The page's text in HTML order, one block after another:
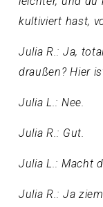
kultiviert hast,
Julia R.: Ja,
draußen? Hier
Julia L.: Nee.
Julia R.: Gut.
Julia L.: Macht
Julia R.: Ja